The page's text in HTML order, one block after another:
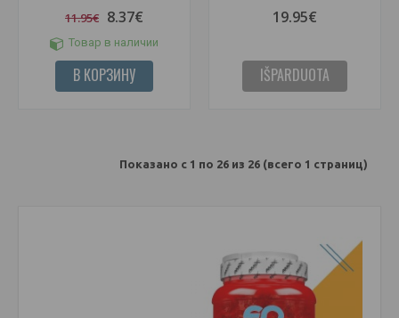
11.95€ 8.37€
Товар в наличии
В КОРЗИНУ
19.95€
IŠPARDUOTA
Показано с 1 по 26 из 26 (всего 1 страниц)